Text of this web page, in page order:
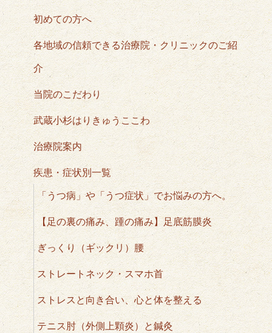
初めての方へ
各地域の信頼できる治療院・クリニックのご紹
介
当院のこだわり
武蔵小杉はりきゅうここわ
治療院案内
疾患・症状別一覧
「うつ病」や「うつ症状」でお悩みの方へ。
【足の裏の痛み、踵の痛み】足底筋膜炎
ぎっくり（ギックリ）腰
ストレートネック・スマホ首
ストレスと向き合い、心と体を整える
テニス肘（外側上顆炎）と鍼灸